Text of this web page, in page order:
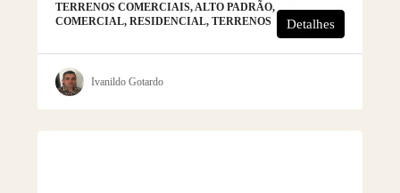
TERRENOS COMERCIAIS, ALTO PADRÃO,
COMERCIAL, RESIDENCIAL, TERRENOS
Detalhes
Ivanildo Gotardo